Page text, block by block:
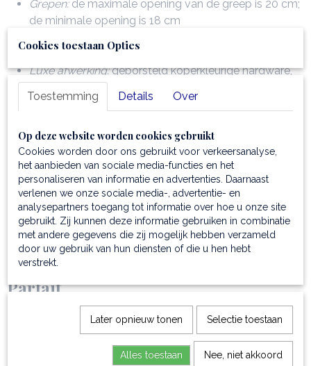
Grepen:de maximale opening van de greep is 20 cm;
de minimale opening is 18 cm
Praktische indeling:
binnenin een ritsvakje
Luxe afwerking:geborsteld koperkleurige hardware,
koper hot-stamping TL logo en sterke polyester
voering
x 8 x 13 cm)
Inclusief stofzak:voor veilige opslag & bescherming
Duurzaam:gaat zelfs bij minimaal onderhoud járen
mee en ontwikkelt een prachtig patina
Graveren kan!:met je initialen, je naam of een korte
tekst; maakt de tas nóg persoonlijker
Productspecificaties clutch van leer
Parfait
italiaans leer in een luxueuze matte volnerf
finish en ambachtelijk gelooid
22 x 8 x 13 cm
Cookies toestaan Opties
Toestemming Details Over
Op deze website worden cookies gebruikt
Cookies worden door ons gebruikt voor verkeersanalyse,
het aanbieden van sociale media-functies en het
personaliseren van informatie en advertenties. Daarnaast
verlenen we onze sociale media-, advertentie- en
analysepartners toegang tot informatie over hoe u onze site
gebruikt. Zij kunnen deze informatie gebruiken in combinatie
met andere gegevens die zij mogelijk hebben verzameld
door uw gebruik van hun diensten of die u hen hebt
verstrekt.
Later opnieuw tonen Selectie toestaan
Alles toestaan Nee, niet akkoord